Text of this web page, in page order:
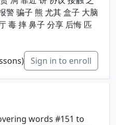
警 骗子 熊 尤其 盒子 大脑
毒 摔 鼻子 分享 后悔 匹
Sign in to enroll
words #151 to